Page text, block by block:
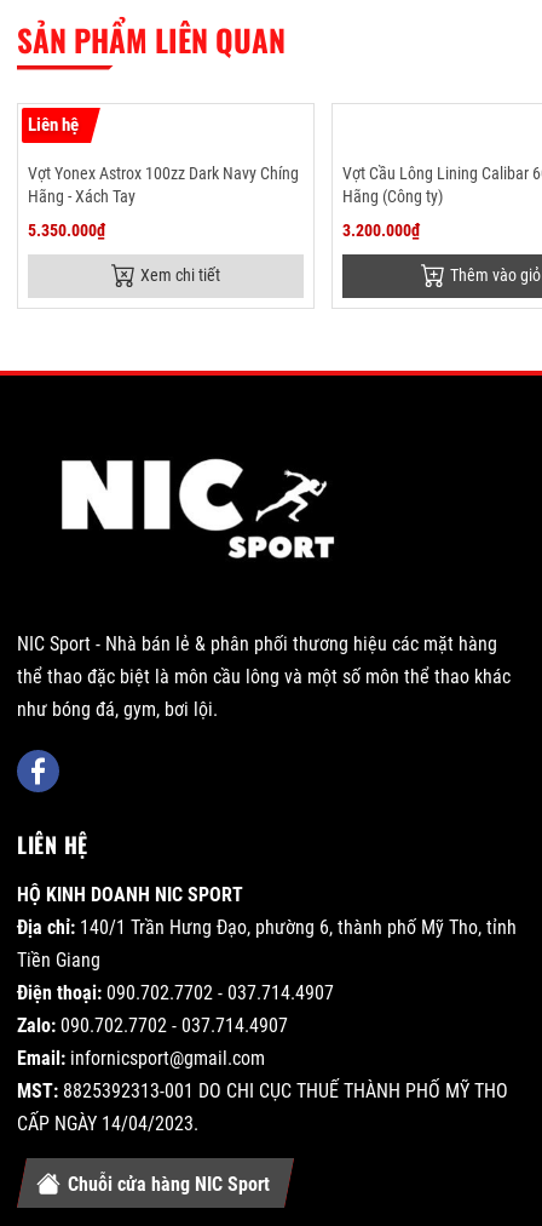
SẢN PHẨM LIÊN QUAN
Liên hệ
Vợt Yonex Astrox 100zz Dark Navy Chíng
Hãng - Xách Tay
5.350.000₫
Xem chi tiết
Vợt Cầu Lông Lining Calibar
Hãng (Công ty)
3.200.000₫
Thêm vào giỏ
NIC Sport - Nhà bán lẻ & phân phối thương hiệu các mặt hàng
thể thao đặc biệt là môn cầu lông và một số môn thể thao khác
như bóng đá, gym, bơi lội.
LIÊN HỆ
HỘ KINH DOANH NIC SPORT
Địa chỉ: 140/1 Trần Hưng Đạo, phường 6, thành phố Mỹ Tho, tỉnh
Tiền Giang
Điện thoại: 090.702.7702 - 037.714.4907
Zalo: 090.702.7702 - 037.714.4907
Email: infornicsport@gmail.com
MST: 8825392313-001 DO CHI CỤC THUẾ THÀNH PHỐ MỸ THO
CẤP NGÀY 14/04/2023.
Chuỗi cửa hàng NIC Sport